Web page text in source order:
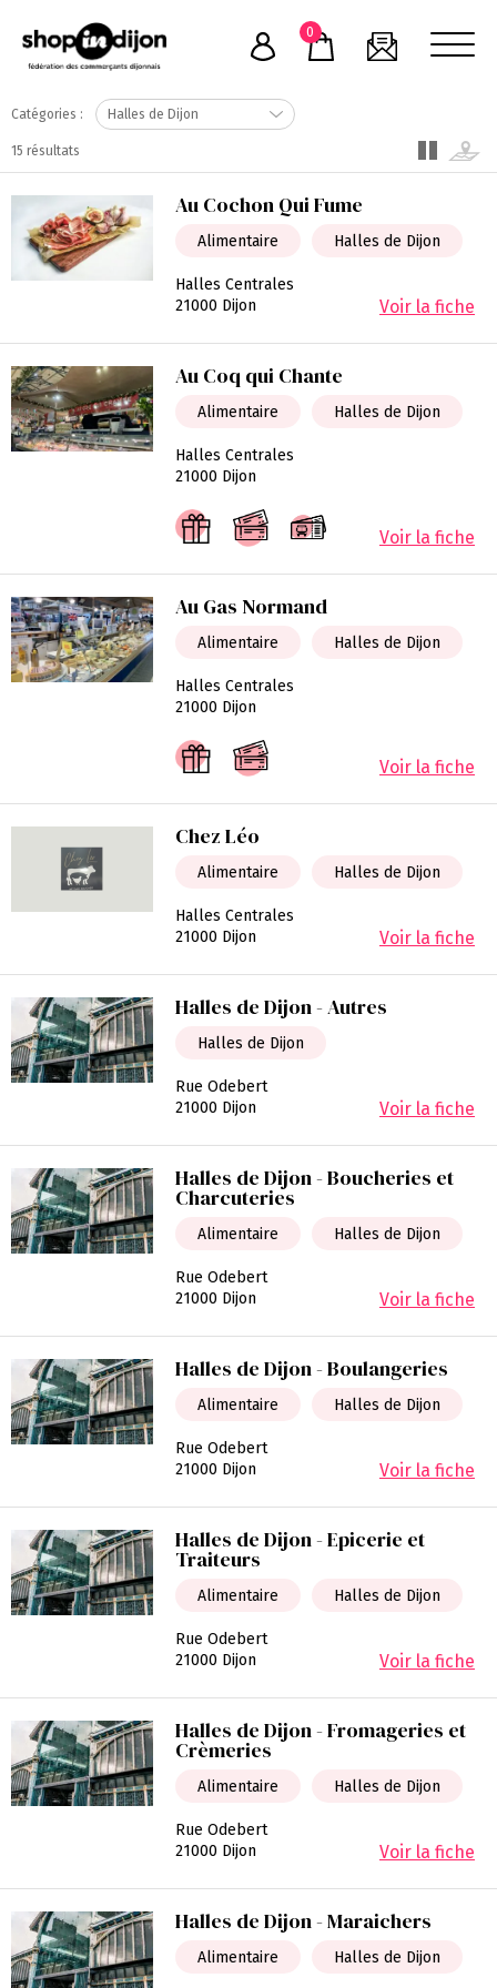
content
0
Catégories :
15 résultats
Au Cochon Qui Fume
Alimentaire Halles de Dijon
Halles Centrales
21000 Dijon
Voir la fiche
Au Coq qui Chante
Alimentaire Halles de Dijon
Halles Centrales
21000 Dijon
Voir la fiche
Au Gas Normand
Alimentaire Halles de Dijon
Halles Centrales
21000 Dijon
Voir la fiche
Chez Léo
Alimentaire Halles de Dijon
Halles Centrales
21000 Dijon
Voir la fiche
Halles de Dijon - Autres
Halles de Dijon
Rue Odebert
21000 Dijon
Voir la fiche
Halles de Dijon - Boucheries et
Charcuteries
Alimentaire Halles de Dijon
Rue Odebert
21000 Dijon
Voir la fiche
Halles de Dijon - Boulangeries
Alimentaire Halles de Dijon
Rue Odebert
21000 Dijon
Voir la fiche
Halles de Dijon - Epicerie et
Traiteurs
Alimentaire Halles de Dijon
Rue Odebert
21000 Dijon
Voir la fiche
Halles de Dijon - Fromageries et
Crèmeries
Alimentaire Halles de Dijon
Rue Odebert
21000 Dijon
Voir la fiche
Halles de Dijon - Maraichers
Alimentaire Halles de Dijon